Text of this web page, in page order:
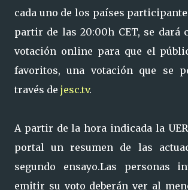
cada uno de los países
partir de las 20:00h CET, se dará
votación online para que el
favoritos, una votación que se
través de jesc.tv.
A partir de la hora indicada la
portal un resumen de las
segundo ensayo.Las personas
emitir su voto deberán ver al